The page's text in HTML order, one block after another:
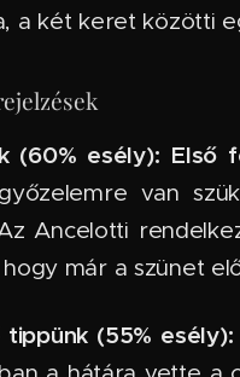
a két keret közötti
(60% esély): Első
van
Ancelotti
hogy már a szünet
(55% esély):